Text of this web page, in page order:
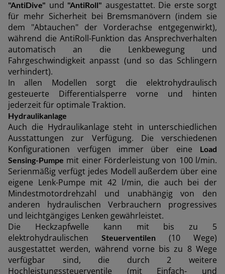
East Asia (English)
EAST AND
East and Pacific (English)
Europe (Deutsch)
Angebot anfordern Für den newsletter anmelden
Vertragshändler suchen
"AntiDive" und "AntiRoll" ausgestattet. Die erste sorgt
für mehr Sicherheit bei Bremsmanövern (indem sie
dem "Abtauchen" der Vorderachse entgegenwirkt),
während die AntiRoll-Funktion das Ansprechverhalten
automatisch an die Lenkbewegung und
Fahrgeschwindigkeit anpasst (und so das Schlingern
verhindert).
In allen Modellen sorgt die elektrohydraulisch
gesteuerte Differentialsperre vorne und hinten
jederzeit für optimale Traktion.
Hydraulikanlage
Auch die Hydraulikanlage steht in unterschiedlichen
Ausstattungen zur Verfügung. Die verschiedenen
Konfigurationen verfügen immer über eine
Load
Sensing-Pumpe mit einer Förderleistung von 100 l/min.
Serienmäßig verfügt jedes Modell außerdem über eine
eigene Lenk-Pumpe mit 42 l/min, die auch bei der
Mindestmotordrehzahl und unabhängig von den
anderen hydraulischen Verbrauchern progressives
und leichtgängiges Lenken gewährleistet.
Die Heckzapfwelle kann mit bis zu 5
elektrohydraulischen Steuerventilen (10 Wege)
ausgestattet werden, während vorne bis zu 8 Wege
verfügbar sind, die durch 2 weitere
Hochleistungssteuerventile (mit Einfach- und